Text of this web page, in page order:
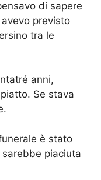
di sapere
previsto
tra le
anni,
Se stava
è stato
piaciuta